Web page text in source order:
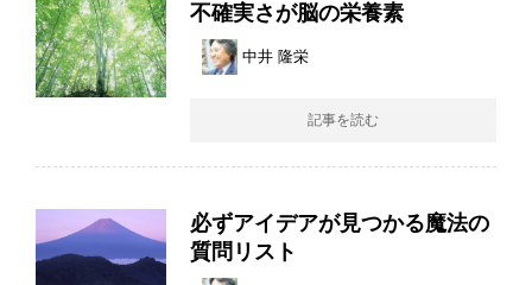
不確実さが脳の栄養素
中井 隆栄
記事を読む
必ずアイデアが見つかる魔法の
質問リスト